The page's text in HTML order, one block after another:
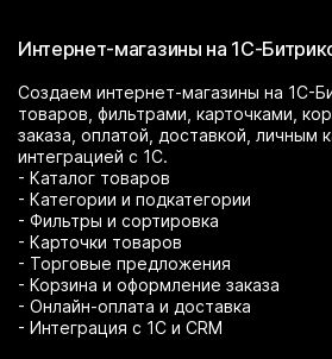
Интернет-магазины на 1С-
Создаем интернет-магазины на 1С-
товаров, фильтрами, карточками,
заказа, оплатой, доставкой, личным
интеграцией с 1С.
- Каталог товаров
- Категории и подкатегории
- Фильтры и сортировка
- Карточки товаров
- Торговые предложения
- Корзина и оформление заказа
- Онлайн-оплата и доставка
- Интеграция с 1С и CRM